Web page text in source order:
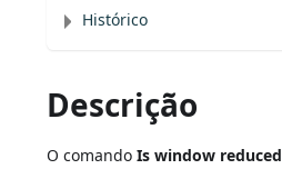
Histórico
Descrição
O comandoIs window reduced